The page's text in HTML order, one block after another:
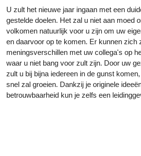
U zult het nieuwe jaar ingaan met een
gestelde doelen. Het zal u niet aan moed
volkomen natuurlijk voor u zijn om uw
en daarvoor op te komen. Er kunnen zich
meningsverschillen met uw collega's op
waar u niet bang voor zult zijn. Door uw
zult u bij bijna iedereen in de gunst
snel zal groeien. Dankzij je originele
betrouwbaarheid kun je zelfs een